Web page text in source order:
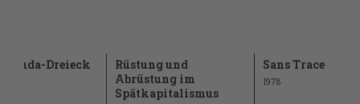
Dreieck
Rüstung und
Abrüstung im
Spätkapitalismus
Sans Trace
1978